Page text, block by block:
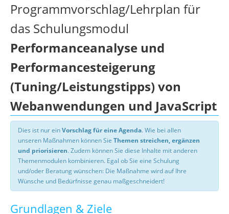
Programmvorschlag/Lehrplan für
das Schulungsmodul
Performanceanalyse und
Performancesteigerung
(Tuning/Leistungstipps) von
Webanwendungen und JavaScript
Dies ist nur einVorschlag für eine Agenda. Wie bei allen
unseren Maßnahmen können Sie Themen streichen, ergänzen
und priorisieren. Zudem können Sie diese Inhalte mit anderen
Themenmodulen kombinieren. Egal ob Sie eine Schulung
und/oder Beratung wünschen: Die Maßnahme wird auf Ihre
Wünsche und Bedürfnisse genau maßgeschneidert!
Grundlagen & Ziele